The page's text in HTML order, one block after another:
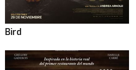
Bird